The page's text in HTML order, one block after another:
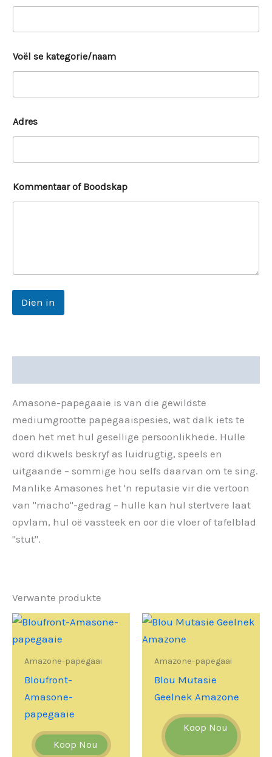
Voël se kategorie/naam
Adres
Kommentaar of Boodskap
Dien in
Amasone-papegaaie is van die gewildste
mediumgrootte papegaaispesies, wat dalk iets te
doen het met hul gesellige persoonlikhede. Hulle
word dikwels beskryf as luidrugtig, speels en
uitgaande – sommige hou selfs daarvan om te sing.
Manlike Amasones het 'n reputasie vir die vertoon
van "macho"-gedrag – hulle kan hul stertvere laat
opvlam, hul oë vassteek en oor die vloer of tafelblad
"stut".
Verwante produkte
Amazone-papegaai
Bloufront-
Amasone-
papegaaie
Koop Nou
Amazone-papegaai
Blou Mutasie
Geelnek Amazone
Koop Nou